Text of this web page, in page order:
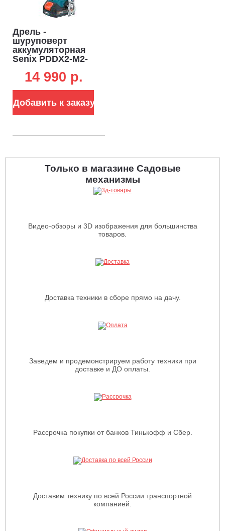
Дрель -
шуруповерт
аккумуляторная
Senix PDDX2-M2-
ЗУ (PRC, BL 18V,
60 Нм, кейс, 1.27
14 990 p.
Добавить к заказу
Только в магазине Садовые
механизмы
Видео-обзоры и 3D изображения для большинства
товаров.
Доставка техники в сборе прямо на дачу.
Заведем и продемонстрируем работу техники при
доставке и ДО оплаты.
Рассрочка покупки от банков Тинькофф и Сбер.
Доставим технику по всей России транспортной
компанией.